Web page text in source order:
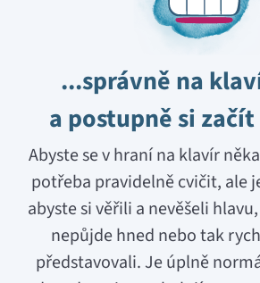
...správně na
a postupně si
Abyste se v hraní na klavír
potřeba pravidelně cvičit, ale
abyste si věřili a nevěšeli
nepůjde hned nebo tak
představovali. Je úplně